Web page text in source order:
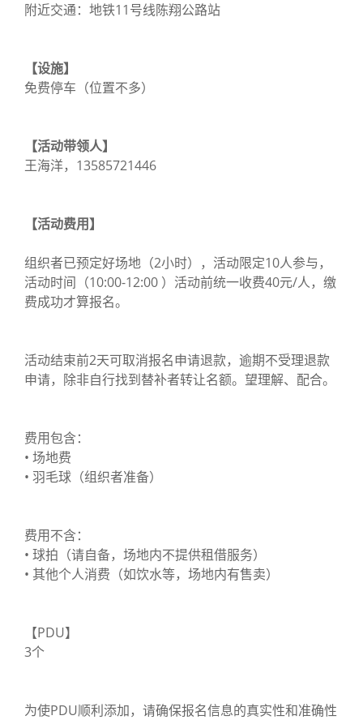
附近交通：地铁11号线陈翔公路站
【设施】
免费停车（位置不多）
【活动带领人】
王海洋，13585721446
【活动费用】
组织者已预定好场地（2小时），活动限定10人参与，
活动时间（10:00-12:00 ）活动前统一收费40元/人，缴
费成功才算报名。
活动结束前2天可取消报名申请退款，逾期不受理退款
申请，除非自行找到替补者转让名额。望理解、配合。
费用包含：
• 场地费
• 羽毛球（组织者准备）
费用不含：
• 球拍（请自备，场地内不提供租借服务）
• 其他个人消费（如饮水等，场地内有售卖）
【PDU】
3个
为使PDU顺利添加，请确保报名信息的真实性和准确性